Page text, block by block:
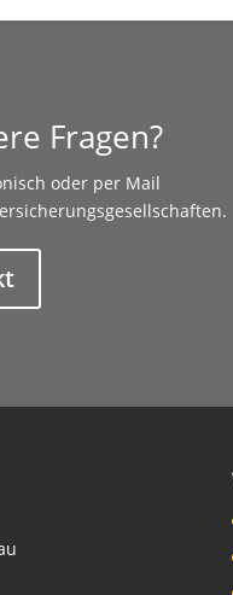
Fragen?
oder per Mail